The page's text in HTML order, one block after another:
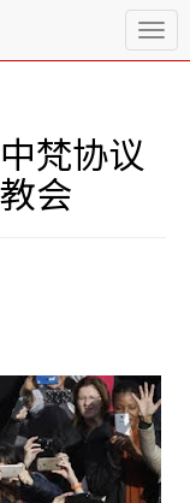
T
o
o
n
梵协议
会